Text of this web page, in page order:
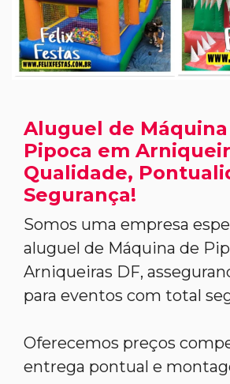
Aluguel de
Pipoca em
Qualidade,
Segurança!
Somos uma empresa
aluguel de Máquina de
Arniqueiras DF,
para eventos com total
Oferecemos preços
entrega pontual e